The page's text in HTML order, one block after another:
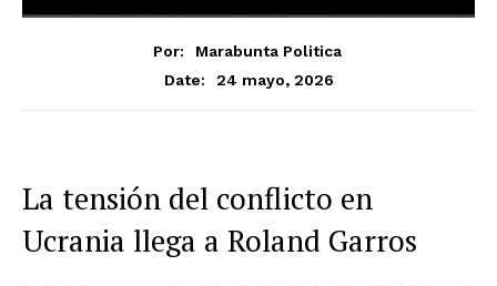
Por:
Marabunta Politica
Date:
24 mayo, 2026
La tensión del conflicto en
Ucrania llega a Roland Garros